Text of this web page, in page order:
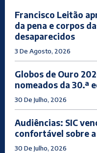
Francisco Leitão
da pena e corpos
desaparecidos
3 De Agosto, 2026
Globos de Ouro
nomeados da 30.ª
30 De Julho, 2026
Audiências: SIC
confortável sobre
30 De Julho, 2026